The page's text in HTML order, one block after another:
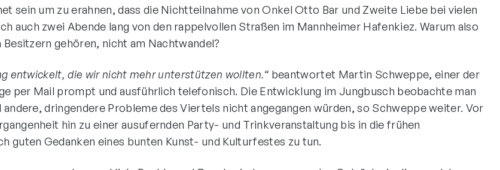
sein um zu erahnen, dass die Nichtteilnahme von Onkel Otto Bar und Zweite Liebe bei vielen
zwei Abende lang von den rappelvollen Straßen im Mannheimer Hafenkiez. Warum also
gehören, nicht am Nachtwandel?
entwickelt, die wir nicht mehr unterstützen wollten.“beantwortet Martin Schweppe, einer der
per Mail prompt und ausführlich telefonisch. Die Entwicklung im Jungbusch beobachte man
dringendere Probleme des Viertels nicht angegangen würden, so Schweppe weiter. Vor
hin zu einer ausufernden Party- und Trinkveranstaltung bis in die frühen
guten Gedanken eines bunten Kunst- und Kulturfestes zu tun.